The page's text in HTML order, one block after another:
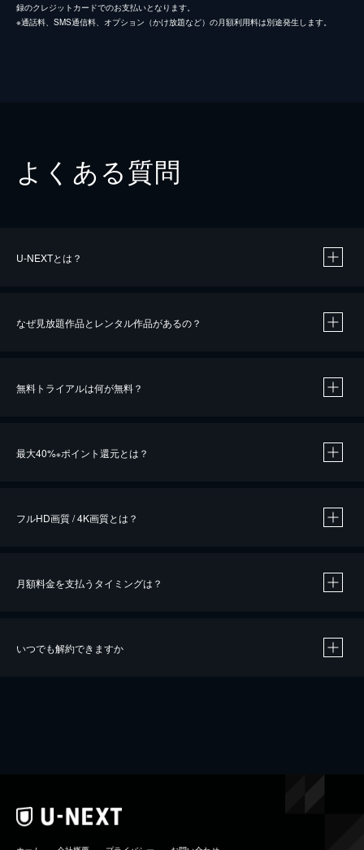
録のクレジットカードでのお支払いとなります。
※通話料、SMS通信料、オプション（かけ放題など）の月額利用料は別途発生します。
よくある質問
U-NEXTとは？
なぜ見放題作品とレンタル作品があるの？
無料トライアルは何が無料？
最大40%※ポイント還元とは？
※40％ポイント還元の対象は、クレジットカード決済による作品の購入 / レンタルです。
フルHD画質 / 4K画質とは？
月額料金を支払うタイミングは？
いつでも解約できますか